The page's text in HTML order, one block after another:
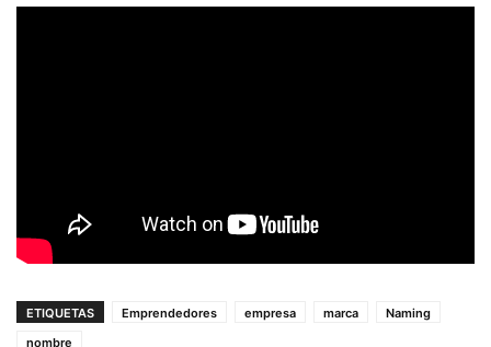
ETIQUETAS Emprendedores empresa marca
Naming
nombre